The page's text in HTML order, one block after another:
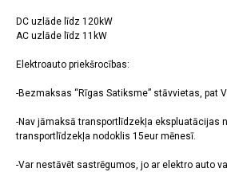
DC uzlāde līdz 120kW
AC uzlāde līdz 11kW
Elektroauto priekšrocības:
-Bezmaksas “Rīgas Satiksme” stāvvietas, pat
-Nav jāmaksā transportlīdzekļa ekspluatācijas
transportlīdzekļa nodoklis 15eur mēnesī.
-Var nestāvēt sastrēgumos, jo ar elektro auto